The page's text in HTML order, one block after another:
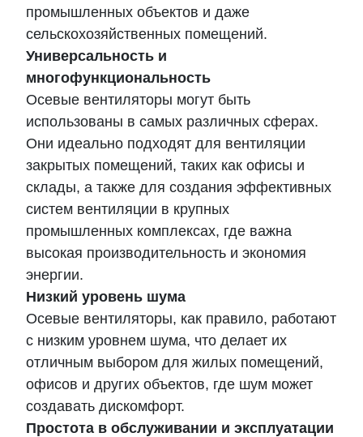
промышленных объектов и даже
сельскохозяйственных помещений.
Универсальность и
многофункциональность
Осевые вентиляторы могут быть
использованы в самых различных сферах.
Они идеально подходят для вентиляции
закрытых помещений, таких как офисы и
склады, а также для создания эффективных
систем вентиляции в крупных
промышленных комплексах, где важна
высокая производительность и экономия
энергии.
Низкий уровень шума
Осевые вентиляторы, как правило, работают
с низким уровнем шума, что делает их
отличным выбором для жилых помещений,
офисов и других объектов, где шум может
создавать дискомфорт.
Простота в обслуживании и эксплуатации